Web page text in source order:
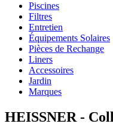
Piscines
Filtres
Entretien
Équipements Solaires
Pièces de Rechange
Liners
Accessoires
Jardin
Marques
HEISSNER -